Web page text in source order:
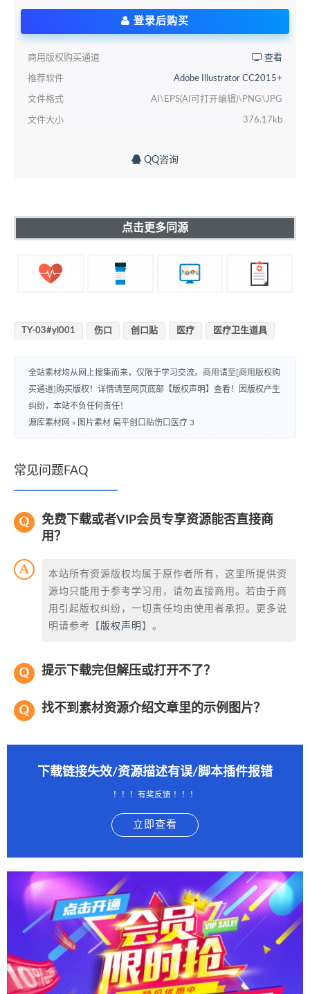
登录后购买
商用版权购买通道 查看
推荐软件 Adobe Illustrator CC2015+
文件格式 AI\EPS(AI可打开编辑)\PNG\JPG
文件大小 376.17kb
QQ咨询
点击更多同源
TY-03#yl001 伤口 创口贴 医疗 医疗卫生道具
全站素材均从网上搜集而来，仅限于学习交流。商用请至[商用版权购
买通道]购买版权！详情请至网页底部【版权声明】查看！因版权产生
纠纷，本站不负任何责任！
源库素材网 » 图片素材 扁平创口贴伤口医疗 3
常见问题FAQ
免费下载或者VIP会员专享资源能否直接商
用？
本站所有资源版权均属于原作者所有，这里所提供资
源均只能用于参考学习用，请勿直接商用。若由于商
用引起版权纠纷，一切责任均由使用者承担。更多说
明请参考【 版权声明 】。
提示下载完但解压或打开不了？
找不到素材资源介绍文章里的示例图片？
下载链接失效/资源描述有误/脚本插件报错
！！！有奖反馈 ！！！
立即查看